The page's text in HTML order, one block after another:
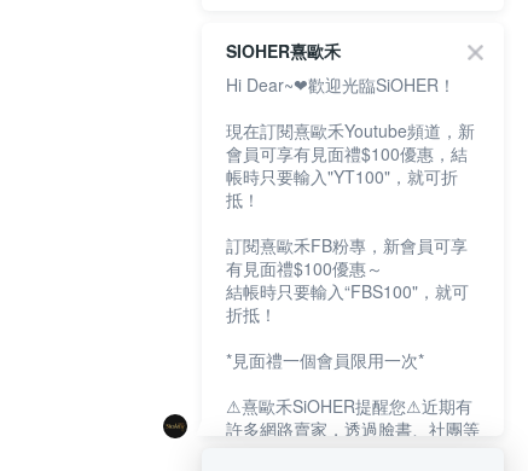
SIOHER熹歐禾
Hi Dear~❤歡迎光臨SiOHER！
現在訂閱熹歐禾Youtube頻道，新
會員可享有見面禮$100優惠，結
帳時只要輸入"YT100"，就可折
抵！
訂閱熹歐禾FB粉專，新會員可享
有見面禮$100優惠～
結帳時只要輸入“FBS100"，就可
折抵！
*見面禮一個會員限用一次*
⚠熹歐禾SiOHER提醒您⚠近期有
許多網路賣家，透過臉書、社團等